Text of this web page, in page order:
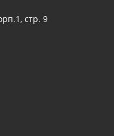
стр. 9